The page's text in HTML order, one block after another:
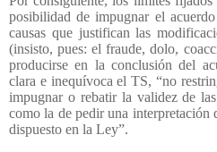
posibilidad de impugnar el
causas que justifican las
(insisto, pues: el fraude, dolo,
producirse en la conclusión del
clara e inequívoca el TS, “no
impugnar o rebatir la validez de
como la de pedir una interpretación
dispuesto en la Ley”.